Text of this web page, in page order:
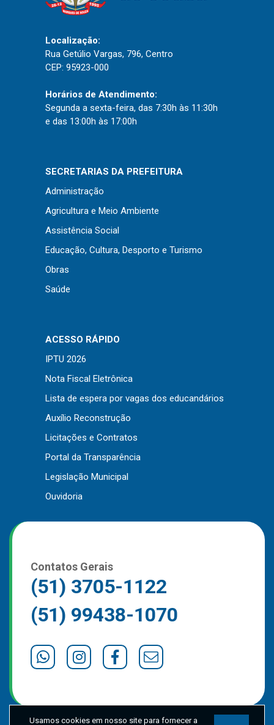
Publicações
Diário Oficial (Até 30/04)
Recursos Humanos
Concursos
Instruções Normativas
Licitações
Dispensas e Inexigibilidades
Chamamentos Públicos
Leis, Decretos e Portarias
Transparência
Portal da Transparência
Radar da Transparência
Cespro
Downloads
Usamos cookies em nosso site para fornecer a
Localização:
Rua Getúlio Vargas, 796, Centro
CEP: 95923-000
Horários de Atendimento:
Segunda a sexta-feira, das 7:30h às 11:30h
e das 13:00h às 17:00h
SECRETARIAS DA PREFEITURA
Administração
Agricultura e Meio Ambiente
Assistência Social
Educação, Cultura, Desporto e Turismo
Obras
Saúde
ACESSO RÁPIDO
IPTU 2026
Nota Fiscal Eletrônica
Lista de espera por vagas dos educandários
Auxílio Reconstrução
Licitações e Contratos
Portal da Transparência
Legislação Municipal
Ouvidoria
Contatos Gerais
(51) 3705-1122
(51) 99438-1070